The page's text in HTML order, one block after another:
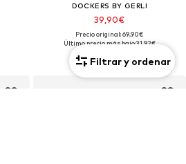
DOCKERS BY GERLI
39,90€
Precio original: 69,90€
Último precio más bajo:31,92€
Filtrar y ordenar